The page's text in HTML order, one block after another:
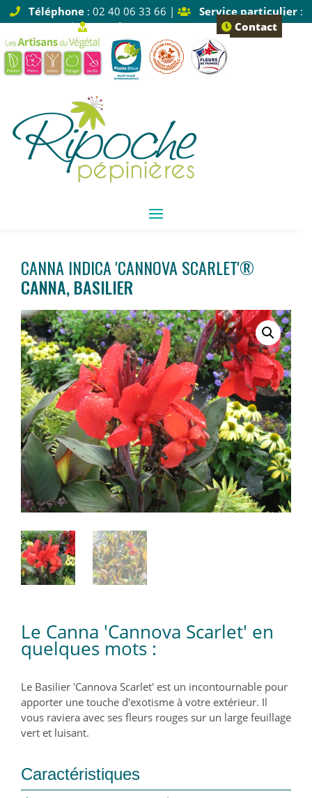
Téléphone: 02 40 06 33 66 | Service particulier:
Tapez 1 |
Service pro: Tapez 2 Contact
CANNA INDICA 'CANNOVA SCARLET'®
CANNA, BASILIER
Le Canna 'Cannova Scarlet' en
quelques mots :
Le Basilier 'Cannova Scarlet' est un incontournable pour
apporter une touche d'exotisme à votre extérieur. Il
vous raviera avec ses fleurs rouges sur un large feuillage
vert et luisant.
Caractéristiques